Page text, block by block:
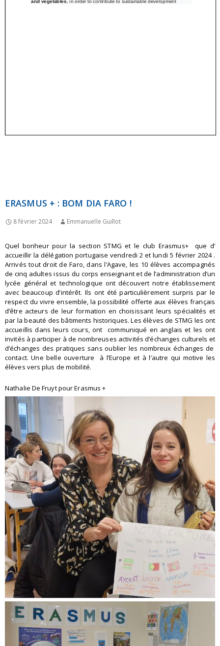
ERASMUS + : BOM DIA FARO !
8 février 2024 Emmanuelle Guillot
Quel bonheur pour la section STMG et le club Erasmus+ que d’
accueillir la délégation portugaise vendredi 2 et lundi 5 février 2024 .
Arrivés tout droit de Faro, dans l’Agave, les 10 élèves accompagnés
de cinq adultes issus du corps enseignant et de l’administration d’un
lycée général et technologique ont découvert notre établissement
avec beaucoup d’intérêt. Ils ont été particulièrement surpris par le
respect du vivre ensemble, la possibilité offerte aux élèves français
d’être acteurs de leur formation en choisissant leurs spécialités et
par la beauté des bâtiments historiques. Les élèves de STMG les ont
accueillis dans leurs cours, ont communiqué en anglais et les ont
invités à participer à de nombreuses activités d’échanges culturels et
d’échanges des pratiques sans oublier les nombreux échanges de
contact. Une belle ouverture à l’Europe et à l’autre qui motive les
élèves vers plus de mobilité.
Nathalie De Fruyt pour Erasmus +